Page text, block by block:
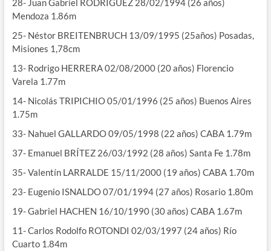
28- Juan Gabriel RODRÍGUEZ 28/02/1994 (26 años)
Mendoza 1.86m
25- Néstor BREITENBRUCH 13/09/1995 (25años) Posadas,
Misiones 1,78cm
13- Rodrigo HERRERA 02/08/2000 (20 años) Florencio
Varela 1.77m
14- Nicolás TRIPICHIO 05/01/1996 (25 años) Buenos Aires
1.75m
33- Nahuel GALLARDO 09/05/1998 (22 años) CABA 1.79m
37- Emanuel BRÍTEZ 26/03/1992 (28 años) Santa Fe 1.78m
35- Valentín LARRALDE 15/11/2000 (19 años) CABA 1.70m
23- Eugenio ISNALDO 07/01/1994 (27 años) Rosario 1.80m
19- Gabriel HACHEN 16/10/1990 (30 años) CABA 1.67m
11- Carlos Rodolfo ROTONDI 02/03/1997 (24 años) Río
Cuarto 1.84m